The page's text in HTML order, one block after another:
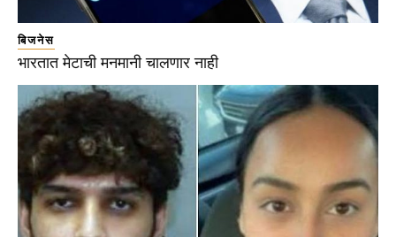
बिजनेस
भारतात मेटाची मनमानी चालणार नाही